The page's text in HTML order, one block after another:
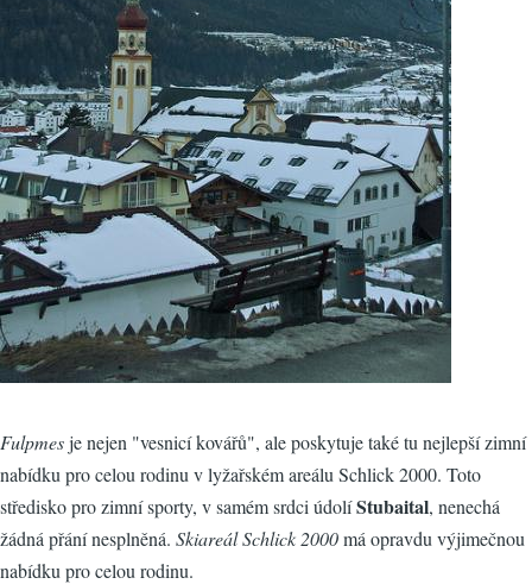
Fulpmesje nejen "vesnicí kovářů", ale poskytuje také tu nejlepší zimní
nabídku pro celou rodinu v lyžařském areálu Schlick 2000. Toto
středisko pro zimní sporty, v samém srdci údolíStubaital, nenechá
žádná přání nesplněná. Skiareál Schlick 2000má opravdu výjimečnou
nabídku pro celou rodinu.